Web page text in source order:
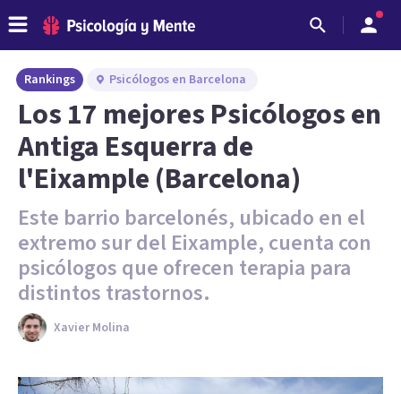
Rankings Psicólogos en Barcelona
Los 17 mejores Psicólogos en
Antiga Esquerra de
l'Eixample (Barcelona)
Este barrio barcelonés, ubicado en el
extremo sur del Eixample, cuenta con
psicólogos que ofrecen terapia para
distintos trastornos.
Xavier Molina